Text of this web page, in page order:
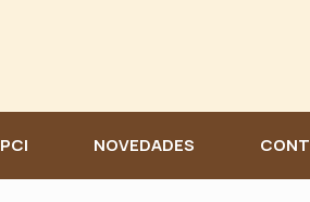
PCI NOVEDADES